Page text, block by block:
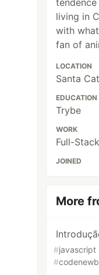
living in
with
fan of
LOCATION
Santa
EDUCATION
Trybe
WORK
Full-
JOINED
More
#javascript
#